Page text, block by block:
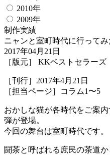
2010年
2009年
制作実績
ニャンと室町時代に行ってみ
2017年04月21日
［版元］ KKベストセラーズ
［刊行］2017年4月21日
［担当ページ］コラム1〜5
おかしな猫が各時代をご案
弾が登場。
今回の舞台は室町時代です。
闘茶と呼ばれる庶民の茶道か